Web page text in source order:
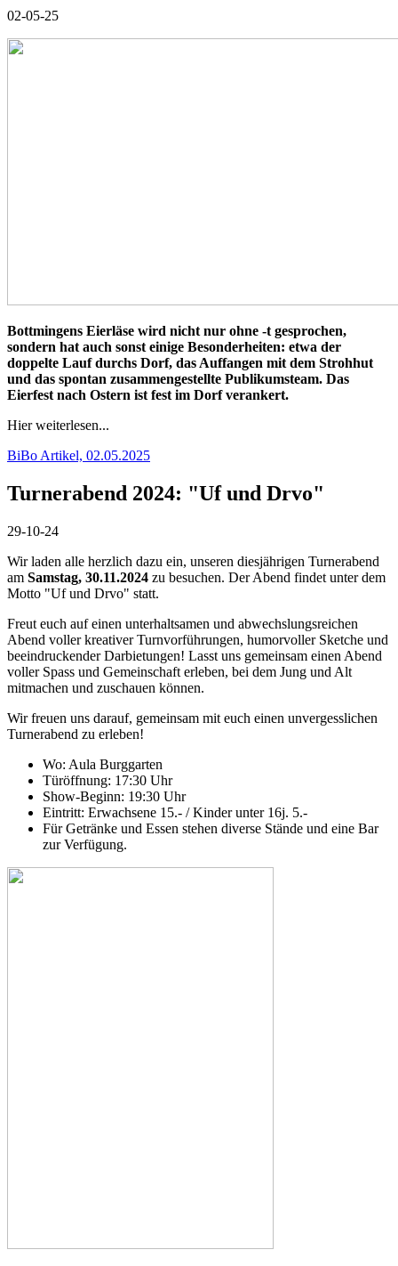
02-05-25
Bottmingens Eierläse wird nicht nur ohne -t gesprochen,
sondern hat auch sonst einige Besonderheiten: etwa der
doppelte Lauf durchs Dorf, das Auffangen mit dem Strohhut
und das spontan zusammengestellte Publikumsteam. Das
Eierfest nach Ostern ist fest im Dorf verankert.
Hier weiterlesen...
BiBo Artikel, 02.05.2025
Turnerabend 2024: "Uf und Drvo"
29-10-24
Wir laden alle herzlich dazu ein, unseren diesjährigen Turnerabend
am Samstag, 30.11.2024 zu besuchen. Der Abend findet unter dem
Motto "Uf und Drvo" statt.
Freut euch auf einen unterhaltsamen und abwechslungsreichen
Abend voller kreativer Turnvorführungen, humorvoller Sketche und
beeindruckender Darbietungen! Lasst uns gemeinsam einen Abend
voller Spass und Gemeinschaft erleben, bei dem Jung und Alt
mitmachen und zuschauen können.
Wir freuen uns darauf, gemeinsam mit euch einen unvergesslichen
Turnerabend zu erleben!
Wo: Aula Burggarten
Türöffnung: 17:30 Uhr
Show-Beginn: 19:30 Uhr
Eintritt: Erwachsene 15.- / Kinder unter 16j. 5.-
Für Getränke und Essen stehen diverse Stände und eine Bar
zur Verfügung.